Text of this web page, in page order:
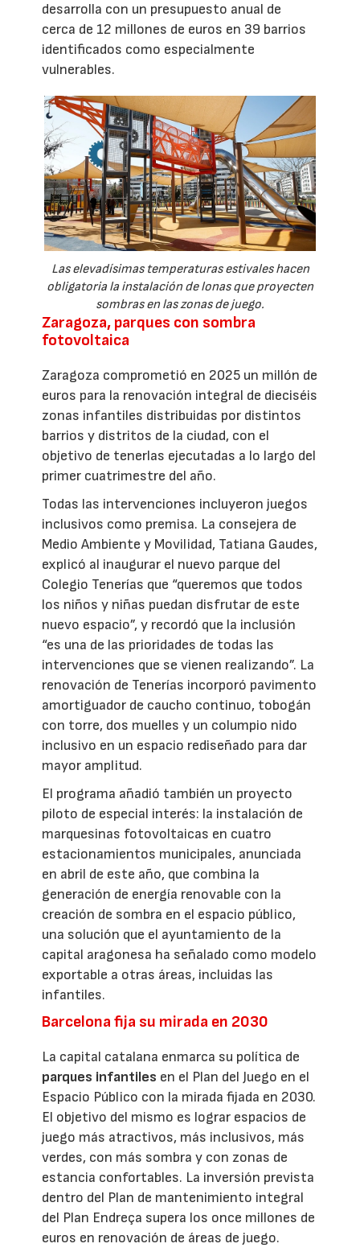
desarrolla con un presupuesto anual de
cerca de 12 millones de euros en 39 barrios
identificados como especialmente
vulnerables.
Las elevadísimas temperaturas estivales hacen
obligatoria la instalación de lonas que proyecten
sombras en las zonas de juego.
Zaragoza, parques con sombra
fotovoltaica
Zaragoza comprometió en 2025 un millón de
euros para la renovación integral de dieciséis
zonas infantiles distribuidas por distintos
barrios y distritos de la ciudad, con el
objetivo de tenerlas ejecutadas a lo largo del
primer cuatrimestre del año.
Todas las intervenciones incluyeron juegos
inclusivos como premisa. La consejera de
Medio Ambiente y Movilidad, Tatiana Gaudes,
explicó al inaugurar el nuevo parque del
Colegio Tenerías que “queremos que todos
los niños y niñas puedan disfrutar de este
nuevo espacio”, y recordó que la inclusión
“es una de las prioridades de todas las
intervenciones que se vienen realizando”. La
renovación de Tenerías incorporó pavimento
amortiguador de caucho continuo, tobogán
con torre, dos muelles y un columpio nido
inclusivo en un espacio rediseñado para dar
mayor amplitud.
El programa añadió también un proyecto
piloto de especial interés: la instalación de
marquesinas fotovoltaicas en cuatro
estacionamientos municipales, anunciada
en abril de este año, que combina la
generación de energía renovable con la
creación de sombra en el espacio público,
una solución que el ayuntamiento de la
capital aragonesa ha señalado como modelo
exportable a otras áreas, incluidas las
infantiles.
Barcelona fija su mirada en 2030
La capital catalana enmarca su política de
parques infantiles en el Plan del Juego en el
Espacio Público con la mirada fijada en 2030.
El objetivo del mismo es lograr espacios de
juego más atractivos, más inclusivos, más
verdes, con más sombra y con zonas de
estancia confortables. La inversión prevista
dentro del Plan de mantenimiento integral
del Plan Endreça supera los once millones de
euros en renovación de áreas de juego.